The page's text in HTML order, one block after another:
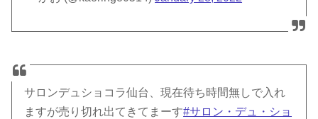
サロンデュショコラ仙台、現在待ち時間無しで入れ
ますが売り切れ出てきてまーす#サロン・デュ・ショ